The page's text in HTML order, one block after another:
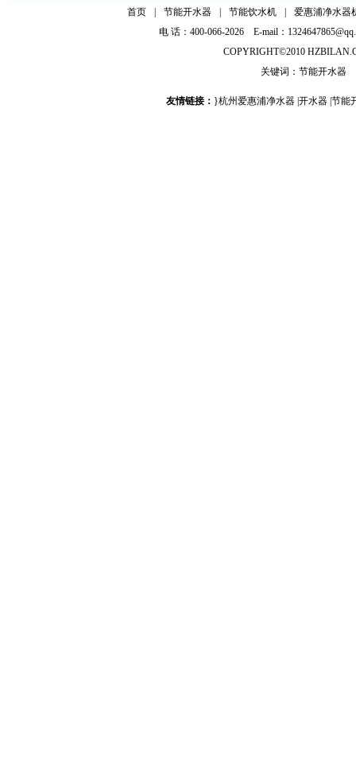
首页 节能开水器 节能饮水机
爱惠浦净水器
电 话：400-066-2026 E-mail：
COPYRIGHT©2010
关键词： 节能开水器
友情链接： }杭州爱惠浦净水器 开水器 节能